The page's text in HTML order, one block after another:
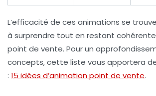
L’efficacité de ces animations se
à surprendre tout en restant
point de vente. Pour un
concepts, cette liste vous apportera
: 15 idées d’animation point de vente.